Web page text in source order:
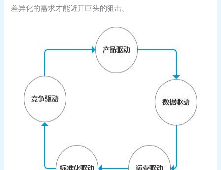
差异化的需求才能避开巨头的狙击。